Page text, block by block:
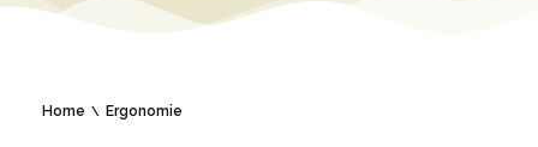
Home Ergonomie